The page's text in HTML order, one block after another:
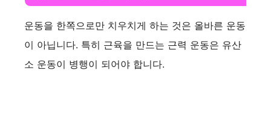
운동을 한쪽으로만 치우치게 하는 것은 올바른 운동
이 아닙니다. 특히 근육을 만드는 근력 운동은 유산
소 운동이 병행이 되어야 합니다.